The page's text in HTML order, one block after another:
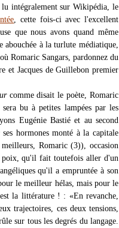
intégralement sur Wikipédia, le
, cette fois-ci avec l'excellent
que nous avons quand même
abouchée à la turlute médiatique,
Romaric Sangars, pardonnez du
et Jacques de Guillebon premier
comme disait le poète, Romaric
bu à petites lampées par les
Eugénie Bastié et au second
hormones monté à la capitale
Romaric (3)), occasion
poix, qu'il fait toutefois aller d'un
qu'il a empruntée à son
le meilleur hélas, mais pour le
la littérature ! : «En revanche,
trajectoires, ces deux tensions,
sur tous les degrés du langage.